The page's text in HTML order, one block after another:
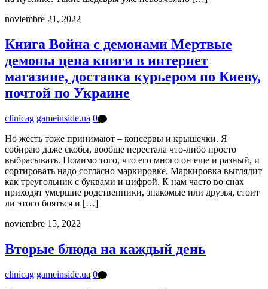
noviembre 21, 2022
Книга Война с демонами Мертвые
демоны цена книги в интернет
магазине, доставка курьером по Киеву,
почтой по Украине
clinicag gameinside.ua 0
Но жесть тоже принимают – консервы и крышечки. Я
собираю даже скобы, вообще перестала что-либо просто
выбрасывать. Помимо того, что его много он еще и разный, и
сортировать надо согласно маркировке. Маркировка выглядит
как треугольник с буквами и цифрой. К нам часто во снах
приходят умершие родственники, знакомые или друзья, стоит
ли этого бояться и […]
noviembre 15, 2022
Вторые блюда на каждый день
clinicag gameinside.ua 0